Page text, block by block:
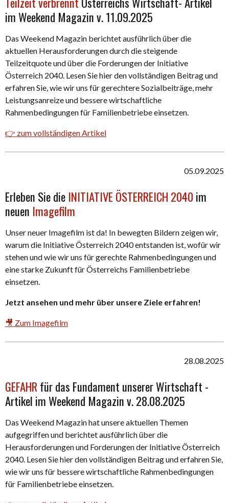
im Weekend Magazin v. 11.09.2025
Das Weekend Magazin berichtet ausführlich über die
aktuellen Herausforderungen durch die steigende
Teilzeitquote und über die Forderungen der Initiative
Österreich 2040. Lesen Sie hier den vollständigen Beitrag und
erfahren Sie, wie wir uns für gerechtere Sozialbeiträge, mehr
Leistungsanreize und bessere wirtschaftliche
Rahmenbedingungen für Familienbetriebe einsetzen.
👉 zum vollständigen Artikel
05.09.2025
Erleben Sie die INITIATIVE ÖSTERREICH 2040 im
neuen Imagefilm
Unser neuer Imagefilm ist da! In bewegten Bildern zeigen wir,
warum die Initiative Österreich 2040 entstanden ist, wofür wir
stehen und wie wir uns für gerechte Rahmenbedingungen und
eine starke Zukunft für Österreichs Familienbetriebe
einsetzen.
Jetzt ansehen und mehr über unsere Ziele erfahren!
🎥 Zum Imagefilm
28.08.2025
GEFAHRfür das Fundament unserer Wirtschaft -
Artikel im Weekend Magazin v. 28.08.2025
Das Weekend Magazin hat unsere aktuellen Themen
aufgegriffen und berichtet ausführlich über die
Herausforderungen und Forderungen der Initiative Österreich
2040. Lesen Sie hier den vollständigen Beitrag und erfahren Sie,
wie wir uns für bessere wirtschaftliche Rahmenbedingungen
für Familienbetriebe einsetzen.